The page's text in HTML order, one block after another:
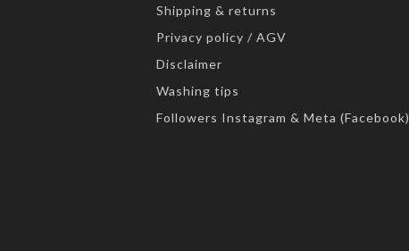
Shipping & returns
Privacy policy / AGV
Disclaimer
Washing tips
Followers Instagram & Meta (Facebook)